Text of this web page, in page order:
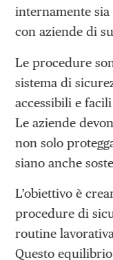
internamente sia
con aziende di
Le procedure
sistema di
accessibili e
Le aziende
non solo
siano anche
L’obiettivo è
procedure di
routine
Questo